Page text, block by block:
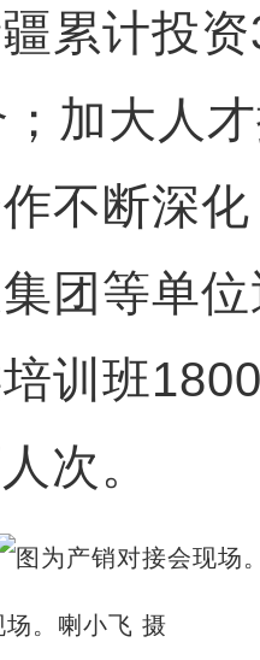
累计投
加大人
不断深
团等单
训班
次。
。喇小飞 摄